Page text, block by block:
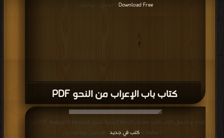
كتاب باب الإعراب من النحو PDF
Download Free
| التحميل : مرة/مرات
| مكتبة > كتب في جديد | التحميل : مرة/مرات